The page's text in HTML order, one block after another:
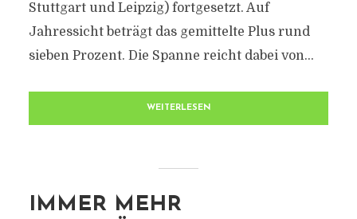
Stuttgart und Leipzig) fortgesetzt. Auf
Jahressicht beträgt das gemittelte Plus rund
sieben Prozent. Die Spanne reicht dabei von...
WEITERLESEN
IMMER MEHR